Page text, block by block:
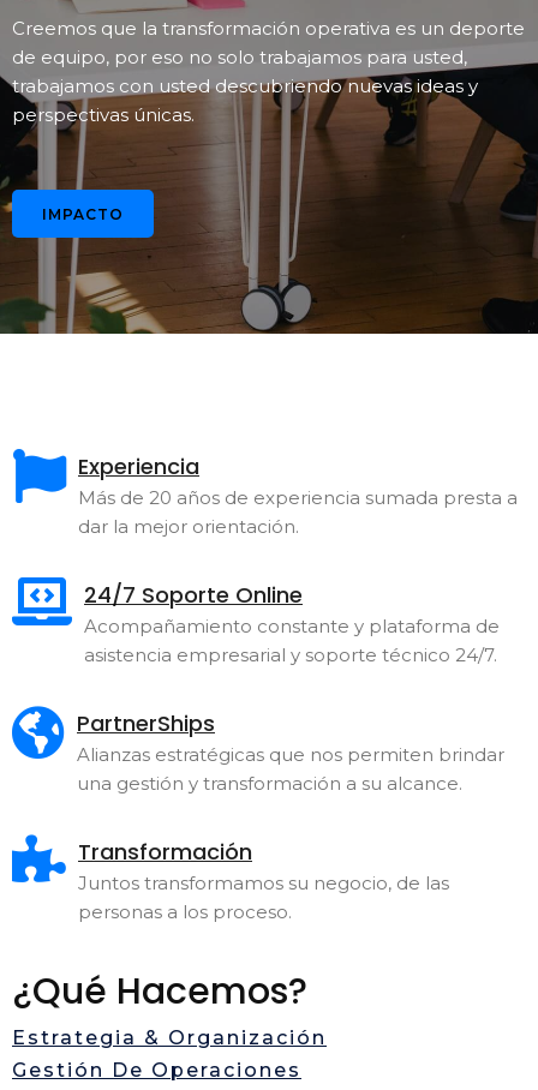
Creemos que la transformación operativa es un deporte
de equipo, por eso no solo trabajamos para usted,
trabajamos con usted descubriendo nuevas ideas y
perspectivas únicas.
IMPACTO
Experiencia
Más de 20 años de experiencia sumada presta a
dar la mejor orientación.
24/7 Soporte Online
Acompañamiento constante y plataforma de
asistencia empresarial y soporte técnico 24/7.
PartnerShips
Alianzas estratégicas que nos permiten brindar
una gestión y transformación a su alcance.
Transformación
Juntos transformamos su negocio, de las
personas a los proceso.
¿Qué Hacemos?
Estrategia & Organización
Gestión De Operaciones